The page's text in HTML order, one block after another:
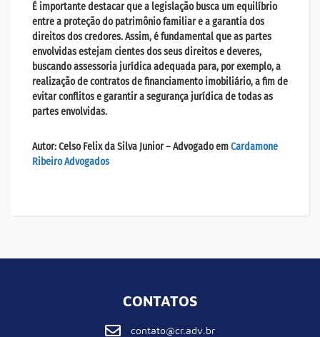
É importante destacar que a legislação busca um equilíbrio
entre a proteção do patrimônio familiar e a garantia dos
direitos dos credores. Assim, é fundamental que as partes
envolvidas estejam cientes dos seus direitos e deveres,
buscando assessoria jurídica adequada para, por exemplo, a
realização de contratos de financiamento imobiliário, a fim de
evitar conflitos e garantir a segurança jurídica de todas as
partes envolvidas.
Autor:Celso Felix da Silva Junior– Advogado emCardamone
Ribeiro Advogados
CONTATOS
contato@cr.adv.br